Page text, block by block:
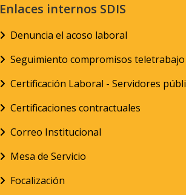
Enlaces internos SDIS
Denuncia el acoso laboral
Seguimiento compromisos teletrabajo
Certificación Laboral - Servidores
Certificaciones contractuales
Correo Institucional
Mesa de Servicio
Focalización